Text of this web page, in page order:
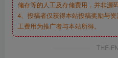
储存等的人工及存储费用，并非源
4、投稿者仅获得本站投稿奖励与
工费用为推广者与本站所得。
THE